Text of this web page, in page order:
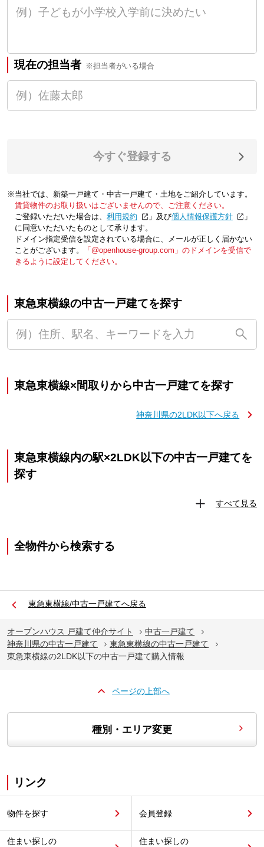
現在の担当者 ※担当者がいる場合
今すぐ登録する
※当社では、新築一戸建て・中古一戸建て・土地をご紹介しています。
賃貸物件のお取り扱いはございませんので、ご注意ください。
ご登録いただいた場合は、「利用規約 」及び「個人情報保護方針
」
に同意いただいたものとして承ります。
ドメイン指定受信を設定されている場合に、メールが正しく届かない
ことがございます。
「@openhouse-group.com」のドメインを受信で
きるように設定してください。
東急東横線の中古一戸建てを探す
東急東横線×間取りから中古一戸建てを探す
神奈川県の2LDK以下へ戻る
東急東横線内の駅×2LDK以下の中古一戸建てを
探す
すべて見る
全物件から検索する
東急東横線/中古一戸建てへ戻る
オープンハウス 戸建て仲介サイト
中古一戸建て
神奈川県の中古一戸建て
東急東横線の中古一戸建て
東急東横線の2LDK以下の中古一戸建て購入情報
ページの上部へ
種別・エリア変更
リンク
物件を探す 会員登録
住まい探しの
住まい探しの